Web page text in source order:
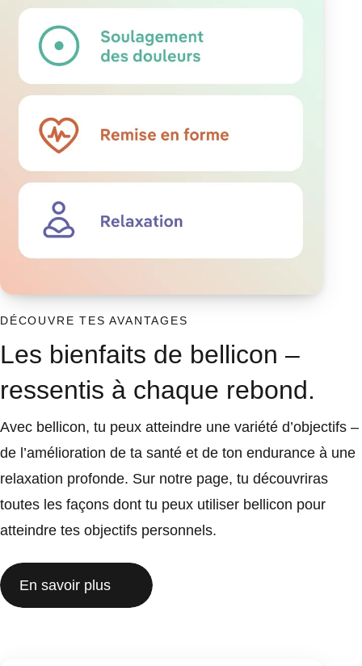
DÉCOUVRE TES AVANTAGES
Les bienfaits de bellicon –
ressentis à chaque rebond.
Avec bellicon, tu peux atteindre une variété d’objectifs –
de l’amélioration de ta santé et de ton endurance à une
relaxation profonde. Sur notre page, tu découvriras
toutes les façons dont tu peux utiliser bellicon pour
atteindre tes objectifs personnels.
En savoir plus